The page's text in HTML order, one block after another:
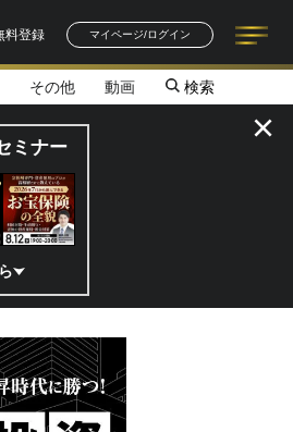
料登録
マイページ/ログイン
記事一覧
著者一覧
その他 動画 検索
がスゴイ！／補助金から実需へ、知ら
ミナー ×